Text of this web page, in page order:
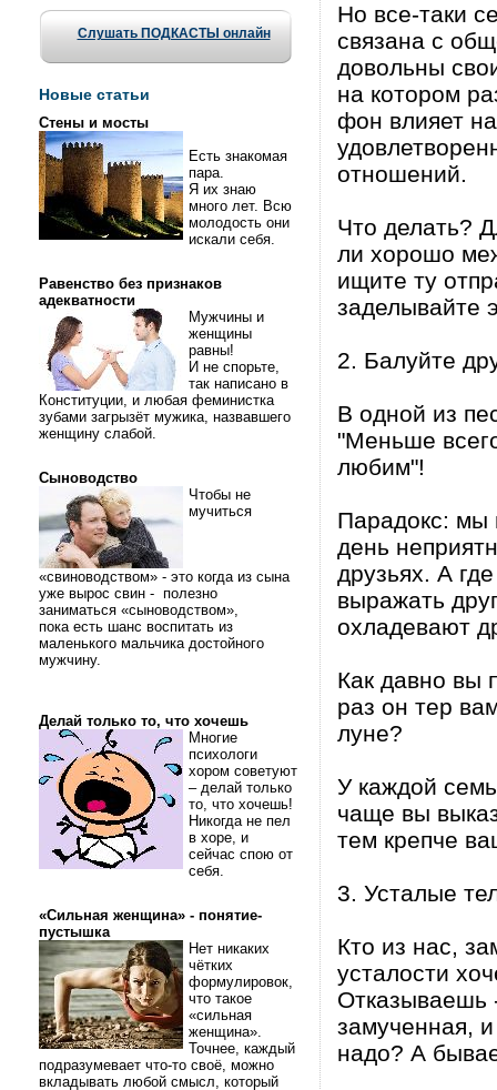
Слушать ПОДКАСТЫ онлайн
Новые статьи
Стены и мосты
Есть знакомая
пара.
Я их знаю
много лет. Всю
молодость они
искали себя.
Равенство без признаков
адекватности
Мужчины и
женщины
равны!
И не спорьте,
так написано в
Конституции, и любая феминистка
зубами загрызёт мужика, назвавшего
женщину слабой.
Сыноводство
Чтобы не
мучиться
«свиноводством» - это когда из сына
уже вырос свин - полезно
заниматься «сыноводством»,
пока есть шанс воспитать из
маленького мальчика достойного
мужчину.
Делай только то, что хочешь
Многие
психологи
хором советуют
– делай только
то, что хочешь!
Никогда не пел
в хоре, и
сейчас спою от
себя.
«Сильная женщина» - понятие-
пустышка
Нет никаких
чётких
формулировок,
что такое
«сильная
женщина».
Точнее, каждый
подразумевает что-то своё, можно
вкладывать любой смысл, который
Но все-таки
связана с
довольны
на котором
фон влияет
отношений.
Что делать?
ли хорошо
ищите ту
заделывайте
2. Балуйте
В одной из
"Меньше
любим"!
Парадокс: мы
день
друзьях. А
выражать
охладевают
Как давно вы
раз он тер
луне?
У каждой
чаще вы
тем крепче
3. Усталые
Кто из нас,
усталости
Отказываешь
замученная,
надо? А